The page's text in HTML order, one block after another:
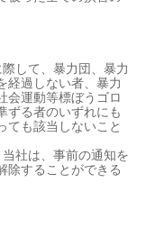
して、暴力団、暴力
経過しない者、暴力
会運動等標ぼうゴロ
ずる者のいずれにも
ても該当しないこと
社は、事前の通知を
除することができる